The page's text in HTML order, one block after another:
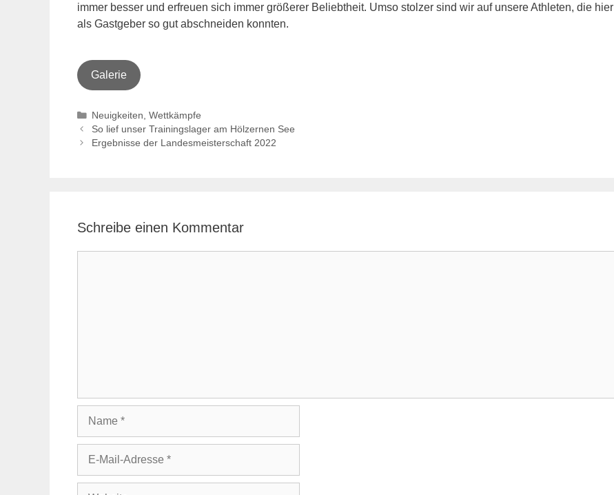
immer besser und erfreuen sich immer größerer Beliebtheit. Umso stolzer sind wir auf unsere Athleten, die hier
als Gastgeber so gut abschneiden konnten.
Galerie
Kategorien
Neuigkeiten ,Wettkämpfe
So lief unser Trainingslager am Hölzernen See
Ergebnisse der Landesmeisterschaft 2022
Schreibe einen Kommentar
Adresse